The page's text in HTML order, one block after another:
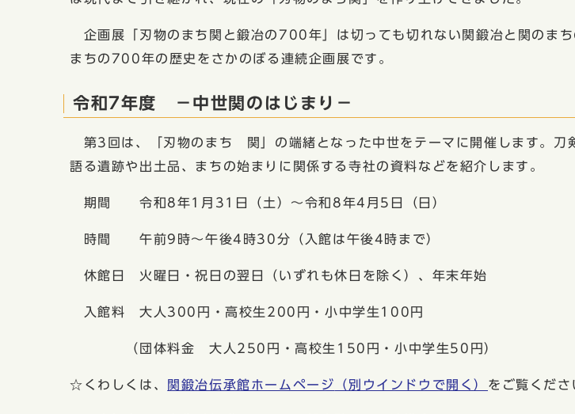
企画展「刃物のまち関と鍛冶の700年」は切っても切れない関鍛冶と関のまち
まちの700年の歴史をさかのぼる連続企画展です。
令和7年度 −中世関のはじまり−
第3回は、「刃物のまち 関」の端緒となった中世をテーマに開催します。刀
語る遺跡や出土品、まちの始まりに関係する寺社の資料などを紹介します。
期間 令和8年1月31日（土）〜令和8年4月5日（日）
時間 午前9時〜午後4時30分（入館は午後4時まで）
休館日 火曜日・祝日の翌日（いずれも休日を除く）、年末年始
入館料 大人300円・高校生200円・小中学生100円
（団体料金 大人250円・高校生150円・小中学生50円）
☆くわしくは、 関鍛冶伝承館ホームページ （別ウインドウで開く） をご覧くださ